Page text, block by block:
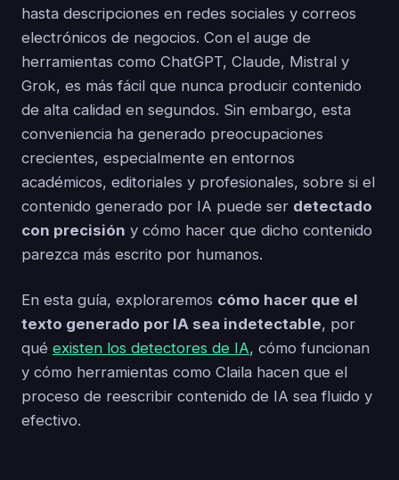
hasta descripciones en redes sociales y correos
electrónicos de negocios. Con el auge de
herramientas como ChatGPT, Claude, Mistral y
Grok, es más fácil que nunca producir contenido
de alta calidad en segundos. Sin embargo, esta
conveniencia ha generado preocupaciones
crecientes, especialmente en entornos
académicos, editoriales y profesionales, sobre si el
contenido generado por IA puede ser detectado
con precisión y cómo hacer que dicho contenido
parezca más escrito por humanos.
En esta guía, exploraremos cómo hacer que el
texto generado por IA sea indetectable, por
qué existen los detectores de IA, cómo funcionan
y cómo herramientas como Claila hacen que el
proceso de reescribir contenido de IA sea fluido y
efectivo.